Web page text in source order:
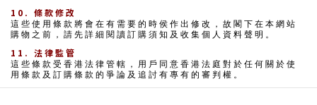
10. 條款修改
這些使用條款將會在有需要的時侯作出修改，故閣下在本網站
購物之前，請先詳細閱讀訂購須知及收集個人資料聲明。
11. 法律監管
這些條款受香港法律管轄，用戶同意香港法庭對於任何關於使
用條款及訂購條款的爭論及追討有專有的審判權。